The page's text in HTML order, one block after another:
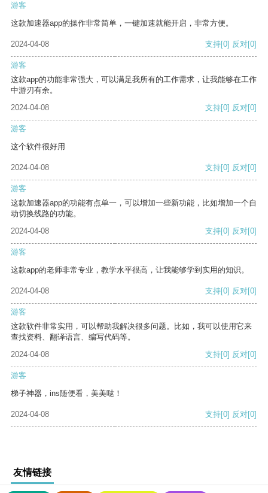
游客
这款加速器app的操作非常简单，一键加速就能开启，非常方便。
2024-04-08 支持[0] 反对[0]
游客
这款app的功能非常强大，可以满足我所有的工作需求，让我能够在工作
中游刃有余。
2024-04-08
支持[0] 反对[0]
游客
这个软件很好用
2024-04-08 支持[0] 反对[0]
游客
这款加速器app的功能有点单一，可以增加一些新功能，比如增加一个自
动切换线路的功能。
2024-04-08
支持[0] 反对[0]
游客
这款app的老师非常专业，教学水平很高，让我能够学到实用的知识。
2024-04-08 支持[0] 反对[0]
游客
这款软件非常实用，可以帮助我解决很多问题。比如，我可以使用它来
查找资料、翻译语言、编写代码等。
2024-04-08
支持[0] 反对[0]
游客
梯子神器，ins随便看，美美哒！
2024-04-08 支持[0] 反对[0]
友情链接